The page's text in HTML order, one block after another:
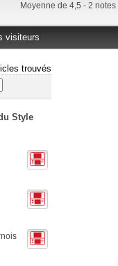
Moyenne de 4,5 - 2 notes
visiteurs
trouvés
Style